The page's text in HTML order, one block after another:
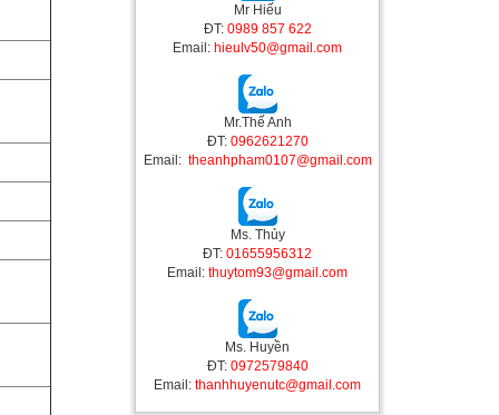
Mr Hiếu
ĐT: 0989 857 622
Email:hieulv50@gmail.com
Mr.Thế Anh
ĐT: 0962621270
Email: theanhpham0107@gmail.com
Ms. Thủy
ĐT:01655956312
Email:thuytom93@gmail.com
Ms. Huyền
ĐT: 0972579840
Email:thanhhuyenutc@gmail.com